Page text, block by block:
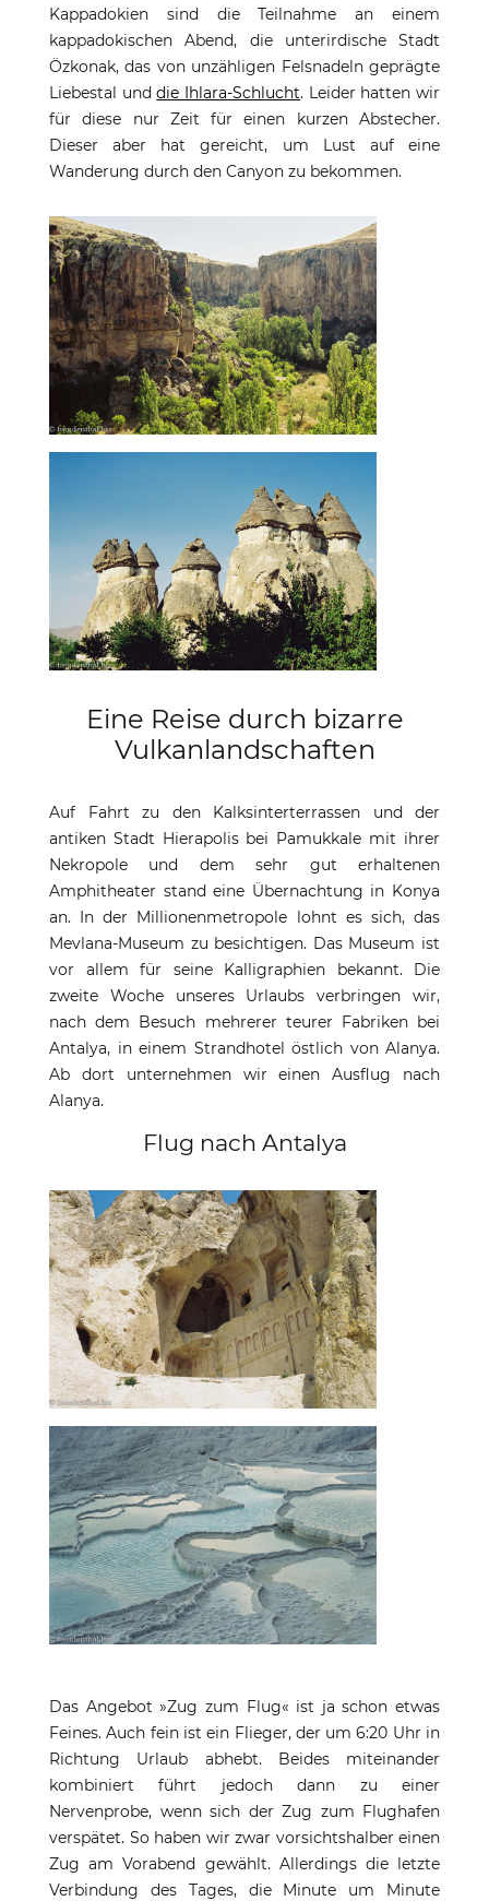
Kappadokien sind die Teilnahme an einem
kappadokischen Abend, die unterirdische Stadt
Özkonak, das von unzähligen Felsnadeln geprägte
Liebestal unddie Ihlara-Schlucht. Leider hatten wir
für diese nur Zeit für einen kurzen Abstecher.
Dieser aber hat gereicht, um Lust auf eine
Wanderung durch den Canyon zu bekommen.
Eine Reise durch bizarre
Vulkanlandschaften
Auf Fahrt zu den Kalksinterterrassen und der
antiken Stadt Hierapolis bei Pamukkale mit ihrer
Nekropole und dem sehr gut erhaltenen
Amphitheater stand eine Übernachtung in Konya
an. In der Millionenmetropole lohnt es sich, das
Mevlana-Museum zu besichtigen. Das Museum ist
vor allem für seine Kalligraphien bekannt. Die
zweite Woche unseres Urlaubs verbringen wir,
nach dem Besuch mehrerer teurer Fabriken bei
Antalya, in einem Strandhotel östlich von Alanya.
Ab dort unternehmen wir einen Ausflug nach
Alanya.
Flug nach Antalya
Das Angebot »Zug zum Flug« ist ja schon etwas
Feines. Auch fein ist ein Flieger, der um 6:20 Uhr in
Richtung Urlaub abhebt. Beides miteinander
kombiniert führt jedoch dann zu einer
Nervenprobe, wenn sich der Zug zum Flughafen
verspätet. So haben wir zwar vorsichtshalber einen
Zug am Vorabend gewählt. Allerdings die letzte
Verbindung des Tages, die Minute um Minute